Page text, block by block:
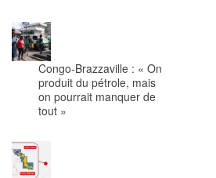
Congo-Brazzaville : « On
produit du pétrole, mais
on pourrait manquer de
tout »